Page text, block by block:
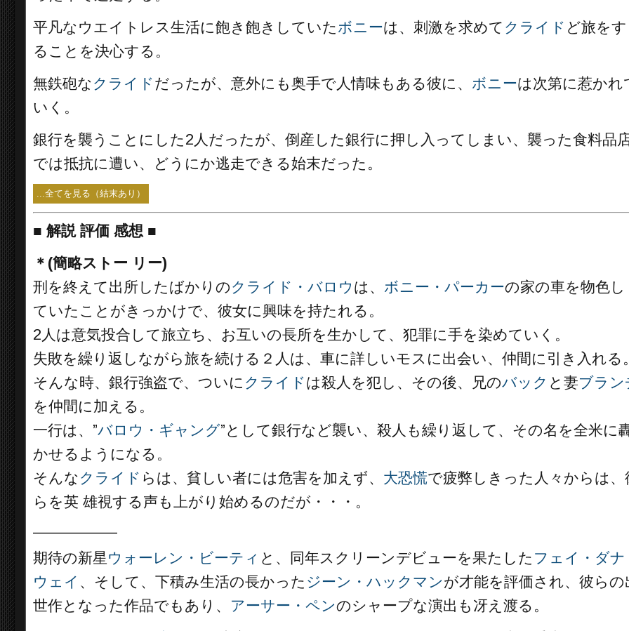
平凡なウエイトレス生活に飽き飽きしていたボニーは、刺激を求めて クライド ど旅をす
ることを決心する。
無鉄砲なクライドだったが、意外にも奥手で人情味もある彼に、 ボニーは次第に惹かれ
いく。
銀行を襲うことにした2人だったが、倒産した銀行に押し入ってしまい、襲った食料品
では抵抗に遭い、どうにか逃走できる始末だった。
...全てを見る（結末あり）
■ 解説 評価 感想 ■
＊(簡略ストー リー)
刑を終えて出所したばかりのクライド・バロウ は、 ボニー・パーカーの家の車を物色し
ていたことがきっかけで、彼女に興味を持たれる。
2人は意気投合して旅立ち、お互いの長所を生かして、犯罪に手を染めていく。
失敗を繰り返しながら旅を続ける２人は、車に詳しいモスに出会い、仲間に引き入れる
そんな時、銀行強盗で、ついに クライドは殺人を犯し、その後、兄のバック と妻ブラン
を仲間に加える。
一行は、”バロウ・ギャング”として銀行など襲い、殺人も繰り返して、その名を全米に
かせるようになる。
そんなクライド らは、貧しい者には危害を加えず、 大恐慌で疲弊しきった人々からは、
らを英 雄視する声も上がり始めるのだが・・・。
期待の新星ウォーレン・ビーティ と、同年スクリーンデビューを果たした フェイ・ダナ
ウェイ 、そして、下積み生活の長かった ジーン・ハックマンが才能を評価され、彼らの
世作となった作品でもあり、 アーサー・ペンのシャープな演出も冴え渡る。